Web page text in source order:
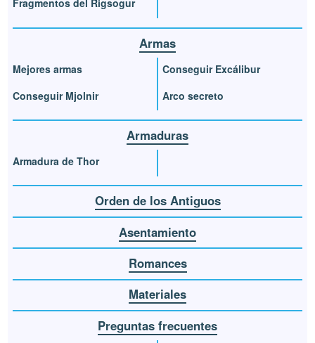
Fragmentos del Rigsogur
Armas
Mejores armas
Conseguir Mjolnir
Conseguir Excálibur
Arco secreto
Armaduras
Armadura de Thor
Orden de los Antiguos
Asentamiento
Romances
Materiales
Preguntas frecuentes